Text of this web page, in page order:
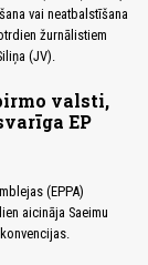
vai neatbalstīšana
žurnālistiem
(JV).
valsti,
EP
(EPPA)
aicināja Saeimu